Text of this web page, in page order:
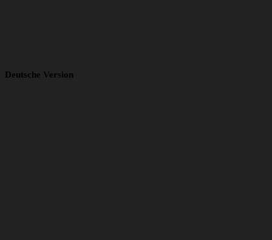
Deutsche Version